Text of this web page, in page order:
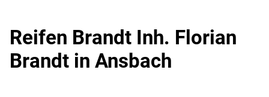
Reifen Brandt Inh. Florian
Brandt in Ansbach